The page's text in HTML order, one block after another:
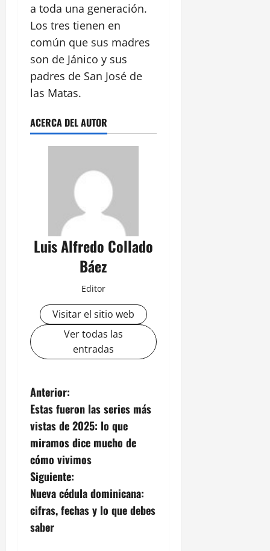
a toda una generación.
Los tres tienen en
común que sus madres
son de Jánico y sus
padres de San José de
las Matas.
ACERCA DEL AUTOR
Luis Alfredo Collado
Báez
Editor
Visitar el sitio web
Ver todas las
entradas
N
a
v
e
g
a
Anterior:
Estas fueron las series más
vistas de 2025: lo que
miramos dice mucho de
cómo vivimos
Siguiente:
Nueva cédula dominicana:
cifras, fechas y lo que debes
saber